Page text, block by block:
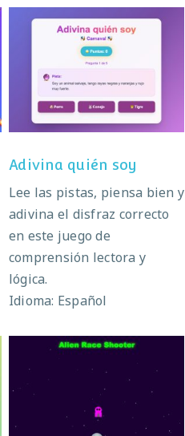
Adivina quién soy
Adivina quién soy
Lee las pistas, piensa bien y
adivina el disfraz correcto
en este juego de
comprensión lectora y
lógica.
Idioma: Español
Alien Race Shooter